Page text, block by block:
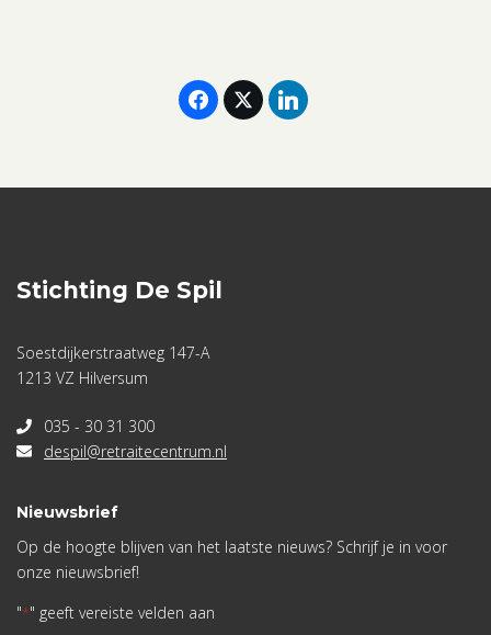
Stichting De Spil
Soestdijkerstraatweg 147-A
1213 VZ Hilversum
035 - 30 31 300
despil@retraitecentrum.nl
Nieuwsbrief
Op de hoogte blijven van het laatste nieuws? Schrijf je in voor
onze nieuwsbrief!
"*" geeft vereiste velden aan